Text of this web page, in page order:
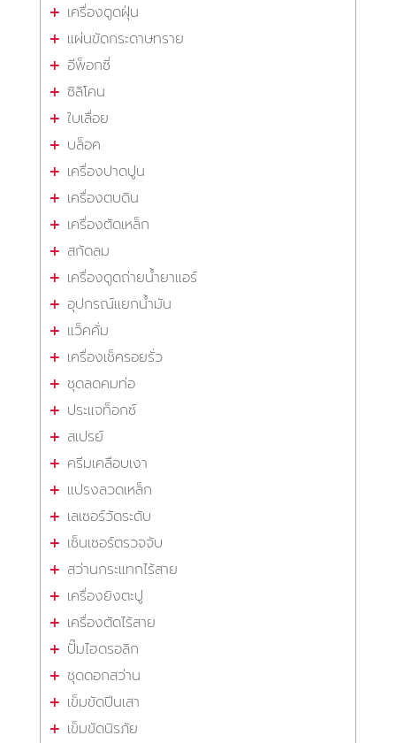
เครื่องดูดฝุ่น
แผ่นขัดกระดาษทราย
อีพ็อกซี่
ซิลิโคน
ใบเลื่อย
บล็อค
เครื่องปาดปูน
เครื่องตบดิน
เครื่องตัดเหล็ก
สกัดลม
เครื่องดูดถ่ายน้ำยาแอร์
อุปกรณ์แยกน้ำมัน
แว็คคั่ม
เครื่องเช็ครอยรั่ว
ชุดลดคมท่อ
ประแจท็อกซ์
สเปรย์
ครีมเคลือบเงา
แปรงลวดเหล็ก
เลเซอร์วัดระดับ
เซ็นเซอร์ตรวจจับ
สว่านกระแทกไร้สาย
เครื่องยิงตะปู
เครื่องตัดไร้สาย
ปั๊มไฮดรอลิก
ชุดดอกสว่าน
เข็มขัดปีนเสา
เข็มขัดนิรภัย